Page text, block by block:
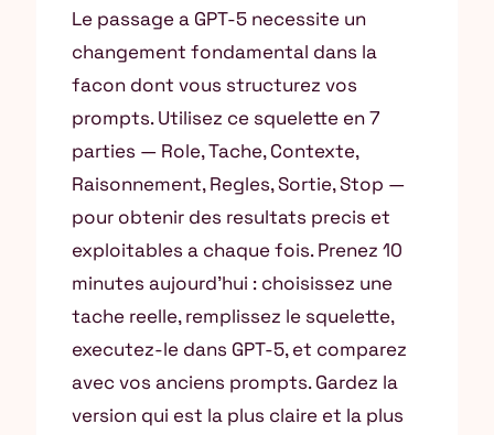
Le passage a GPT-5 necessite un
changement fondamental dans la
facon dont vous structurez vos
prompts. Utilisez ce squelette en 7
parties — Role, Tache, Contexte,
Raisonnement, Regles, Sortie, Stop —
pour obtenir des resultats precis et
exploitables a chaque fois. Prenez 10
minutes aujourd’hui : choisissez une
tache reelle, remplissez le squelette,
executez-le dans GPT-5, et comparez
avec vos anciens prompts. Gardez la
version qui est la plus claire et la plus